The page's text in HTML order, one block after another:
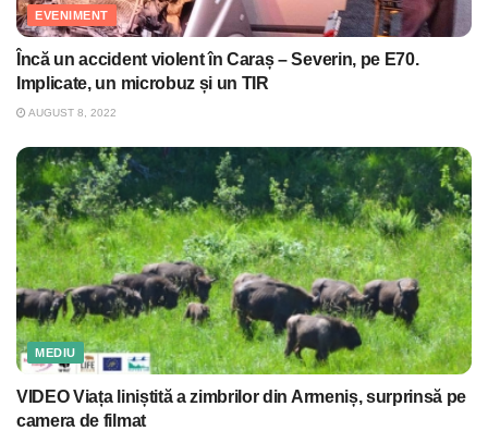
EVENIMENT
Încă un accident violent în Caraș – Severin, pe E70.
Implicate, un microbuz și un TIR
AUGUST 8, 2022
MEDIU
VIDEO Viața liniștită a zimbrilor din Armeniș, surprinsă pe
camera de filmat